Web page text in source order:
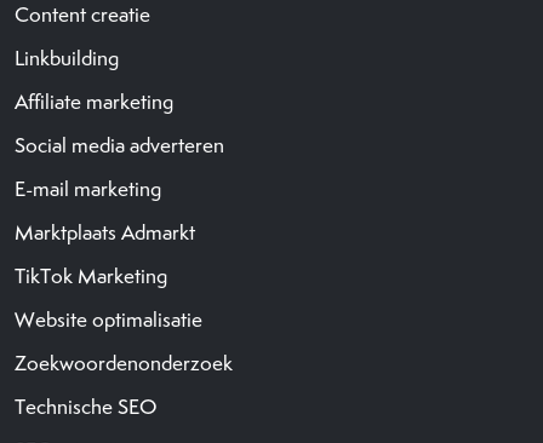
Content creatie
Linkbuilding
Affiliate marketing
Social media adverteren
E-mail marketing
Marktplaats Admarkt
TikTok Marketing
Website optimalisatie
Zoekwoordenonderzoek
Technische SEO